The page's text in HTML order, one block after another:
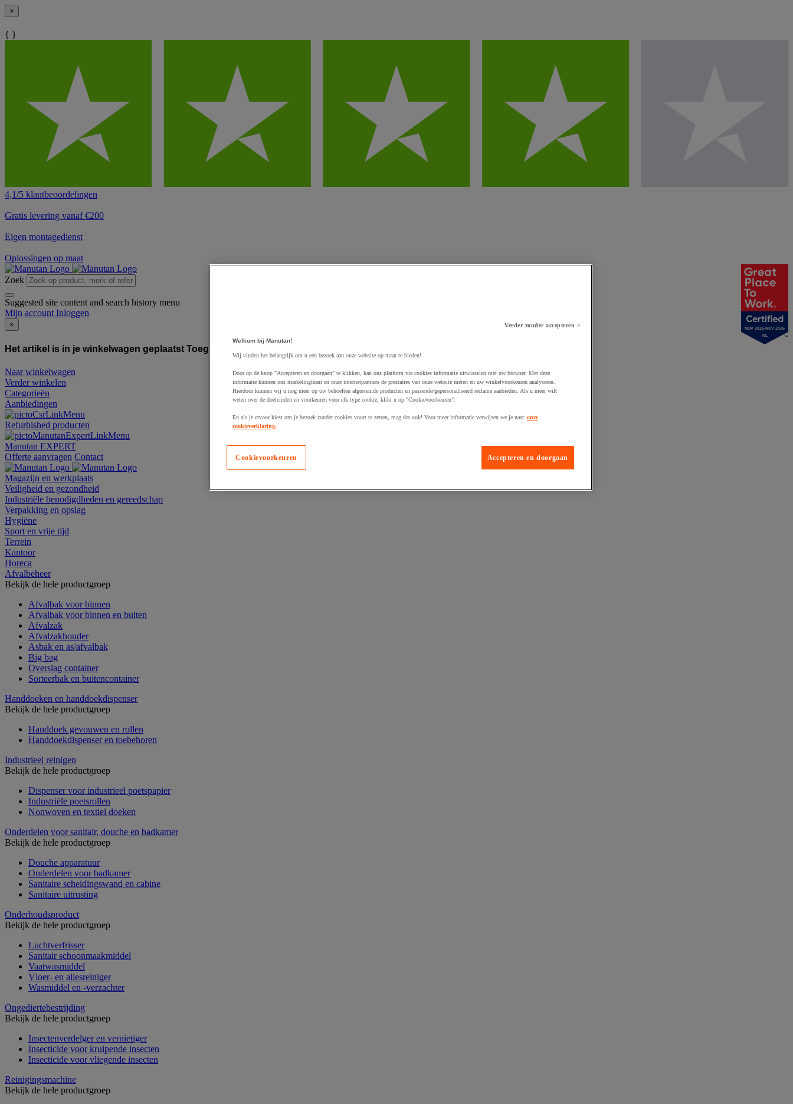
×
{ }
4,1/5 klantbeoordelingen
Gratis levering vanaf €200
Eigen montagedienst
Oplossingen op maat
Zoek
Suggested site content and search history menu
Mijn account Inloggen
×
Het artikel is in je winkelwagen geplaatst Toegevoegd aan winkelwagen
Naar winkelwagen
Verder winkelen
Categorieën
Aanbiedingen
Refurbished producten
Manutan EXPERT
Offerte aanvragen Contact
Magazijn en werkplaats
Veiligheid en gezondheid
Industriële benodigdheden en gereedschap
Verpakking en opslag
Hygiëne
Sport en vrije tijd
Terrein
Kantoor
Horeca
Afvalbeheer
Bekijk de hele productgroep
Afvalbak voor binnen
Afvalbak voor binnen en buiten
Afvalzak
Afvalzakhouder
Asbak en as/afvalbak
Big bag
Overslag container
Sorteerbak en buitencontainer
Handdoeken en handdoekdispenser
Bekijk de hele productgroep
Handdoek gevouwen en rollen
Handdoekdispenser en toebehoren
Industrieel reinigen
Bekijk de hele productgroep
Dispenser voor industrieel poetspapier
Industriële poetsrollen
Nonwoven en textiel doeken
Onderdelen voor sanitair, douche en badkamer
Bekijk de hele productgroep
Douche apparatuur
Onderdelen voor badkamer
Sanitaire scheidingswand en cabine
Sanitaire uitrusting
Onderhoudsproduct
Bekijk de hele productgroep
Luchtverfrisser
Sanitair schoonmaakmiddel
Vaatwasmiddel
Vloer- en allesreiniger
Wasmiddel en -verzachter
Ongediertebestrijding
Bekijk de hele productgroep
Insectenverdelger en vernietiger
Insecticide voor kruipende insecten
Insecticide voor vliegende insecten
Reinigingsmachine
Bekijk de hele productgroep
NOV 2025-NOV 2026
NL
Verder zonder accepteren >
Welkom bij Manutan!
Wij vinden het belangrijk om u een bezoek aan onze website op maat te bieden!
Door op de knop "Accepteren en doorgaan" te klikken, kan ons platform via cookies informatie uitwisselen met uw browser. Met deze
informatie kunnen ons marketingteam en onze internetpartners de prestaties van onze website meten en uw winkelvoorkeuren analyseren.
Hierdoor kunnen wij u nog meer op uw behoeften afgestemde producten en passende/gepersonaliseerd reclame aanbieden. Als u meer wilt
weten over de doeleinden en voorkeuren voor elk type cookie, klikt u op "Cookievoorkeuren".
En als je ervoor kiest om je bezoek zonder cookies voort te zetten, mag dat ook! Voor meer informatie verwijzen we je naar onze
cookieverklaring.
Accepteren en doorgaan
Cookievoorkeuren